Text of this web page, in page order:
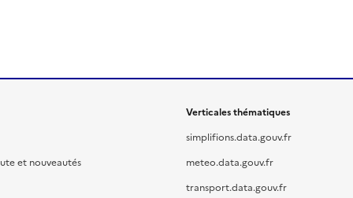
et nouveautés
Verticales thématiques
simplifions.data.gouv.fr
meteo.data.gouv.fr
transport.data.gouv.fr